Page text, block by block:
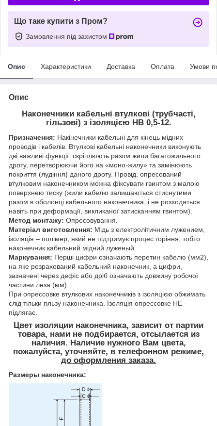
Що таке купити з Пром?
Замовлення під захистом
Опис Характеристики Доставка Оплата Умови
Опис
Наконечники кабельні втулкові (трубчасті,
гільзові) з ізоляцією HB 0,5-12.
Призначення: Накінечники кабельні для кінець мідних
проводів і кабелів. Втулкові кабельні наконечники виконують
дві важливі функції: скріплюють разом жили багатожильного
дроту, перетворюючи його на «моно-жилу» та замінюють
покриття (лудіння) даного дроту. Провід, опресований
втулковим наконечником можна фіксувати гвинтом з малою
поверхнею тиску (жили кабелю залишаються стиснутими
разом в оболонці кабельного наконечника, і не розходяться
навіть при деформації, викликаної затисканням гвинтом).
Метод монтажу: Опресовування.
Матеріал виготовлення: Мідь з електролітичним лужением,
ізоляція – полімер, який не підтримує процес горіння, тобто
наконечник кабельний мідний луженый.
Маркування: Перші цифри означають перетин кабелю (мм2),
на яке розрахований кабельний наконечник, а цифри,
зазначені через дефіс або дріб означають довжину робочої
частини леза (мм).
При опрессовке втулкових наконечників з ізоляцією обжимать
слід тільки гільзу наконечника. Ізоляція опрессовке НЕ
підлягає.
Цвет изоляции наконечника, зависит от партии
товара, нами не подбирается, отсылается из
наличия. Наличие нужного Вам цвета,
пожалуйста, уточняйте, в телефонном режиме,
до оформления заказа.
Размеры наконечника: